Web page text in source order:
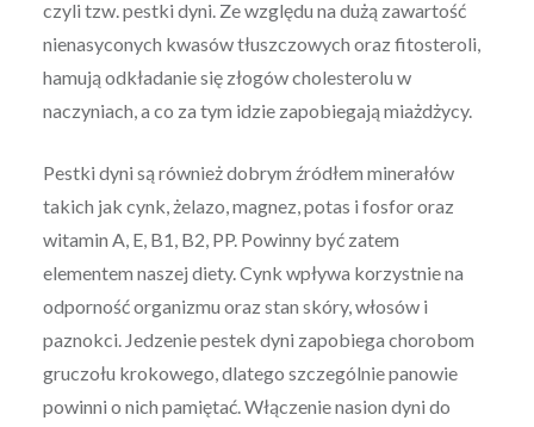
czyli tzw. pestki dyni. Ze względu na dużą zawartość
nienasyconych kwasów tłuszczowych oraz fitosteroli,
hamują odkładanie się złogów cholesterolu w
naczyniach, a co za tym idzie zapobiegają miażdżycy.
Pestki dyni są również dobrym źródłem minerałów
takich jak cynk, żelazo, magnez, potas i fosfor oraz
witamin A, E, B1, B2, PP. Powinny być zatem
elementem naszej diety. Cynk wpływa korzystnie na
odporność organizmu oraz stan skóry, włosów i
paznokci. Jedzenie pestek dyni zapobiega chorobom
gruczołu krokowego, dlatego szczególnie panowie
powinni o nich pamiętać. Włączenie nasion dyni do